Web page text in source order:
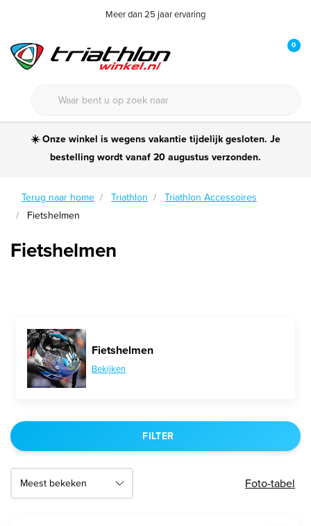
Meer dan 25 jaar ervaring
0
☀️ Onze winkel is wegens vakantie tijdelijk gesloten. Je
bestelling wordt vanaf 20 augustus verzonden.
Terug naar home Triathlon
Triathlon Accessoires
Fietshelmen
Fietshelmen
Fietshelmen
Bekijken
FILTER
Foto-tabel